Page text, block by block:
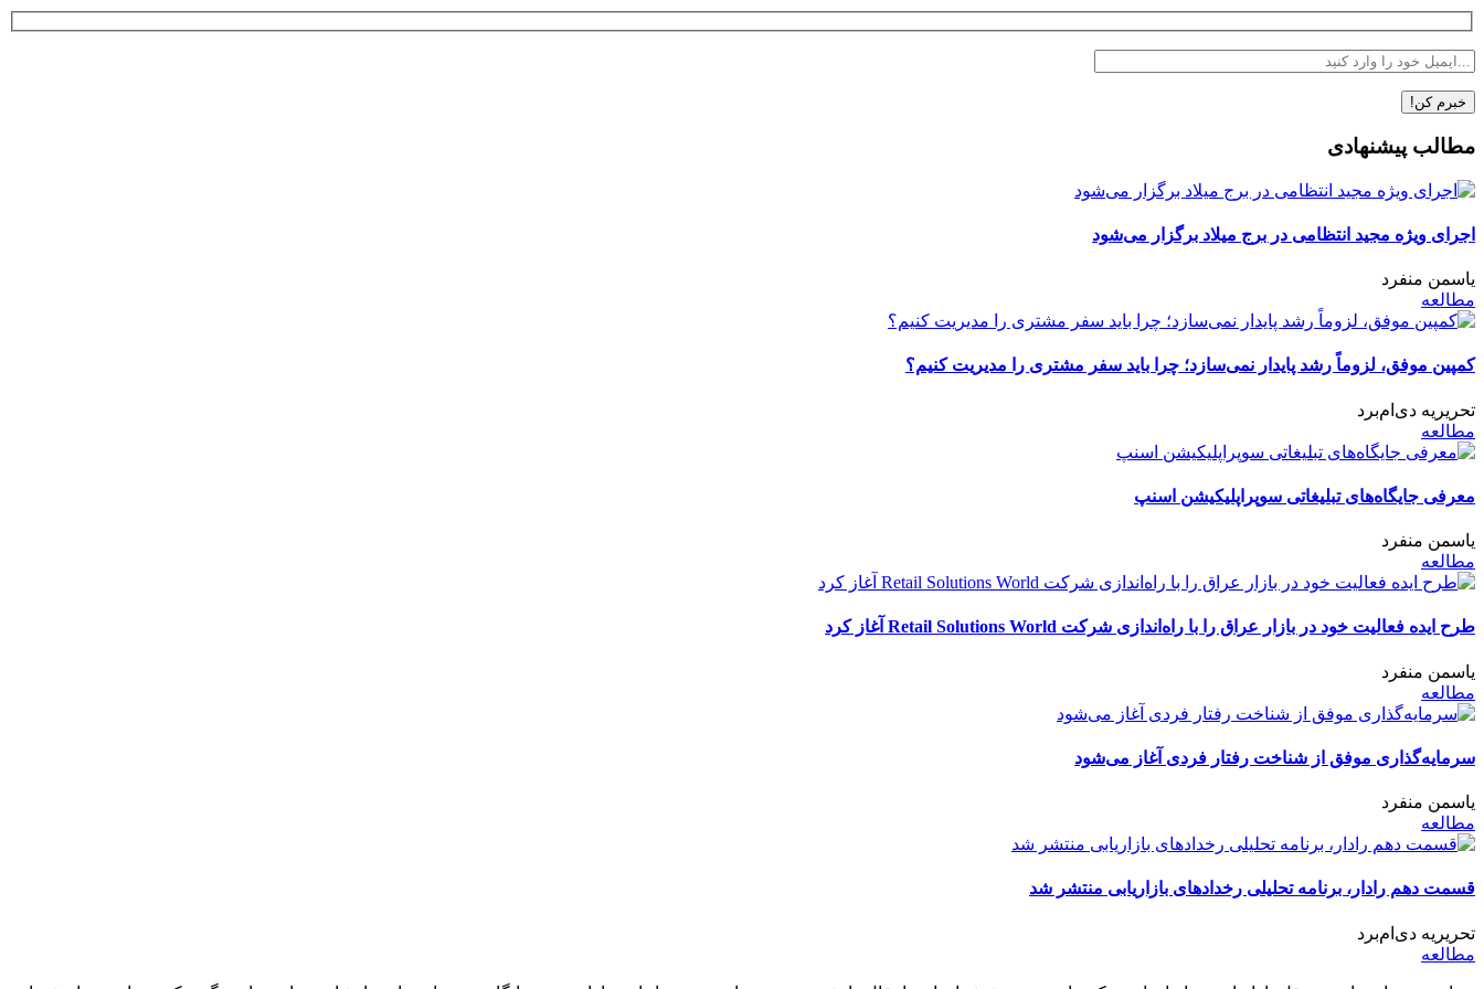
مطالب پیشنهادی
اجرای ویژه مجید انتظامی در برج میلاد برگزار می‌شود
یاسمن منفرد
مطالعه
کمپین موفق، لزوماً رشد پایدار نمی‌سازد؛ چرا باید سفر مشتری را مدیریت کنیم؟
تحریریه دی‌ام‌برد
مطالعه
معرفی جایگاه‌های تبلیغاتی سوپراپلیکیشن اسنپ
یاسمن منفرد
مطالعه
طرح ایده فعالیت خود در بازار عراق را با راه‌اندازی شرکت Retail Solutions World آغاز کرد
یاسمن منفرد
مطالعه
سرمایه‌گذاری موفق از شناخت رفتار فردی آغاز می‌شود
یاسمن منفرد
مطالعه
قسمت دهم رادار، برنامه تحلیلی رخدادهای بازاریابی منتشر شد
تحریریه دی‌ام‌برد
مطالعه